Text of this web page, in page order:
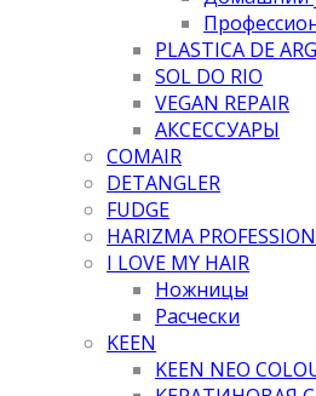
PLASTICA DE
SOL DO RIO
VEGAN REPAIR
АКСЕССУАРЫ
COMAIR
DETANGLER
FUDGE
HARIZMA
I LOVE MY HAIR
Ножницы
Расчески
KEEN
KEEN NEO